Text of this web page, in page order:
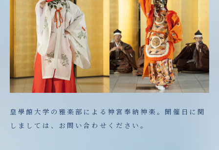
皇學館大学の雅楽部による神宮奉納神楽。開催日に関
しましては、お問い合わせください。